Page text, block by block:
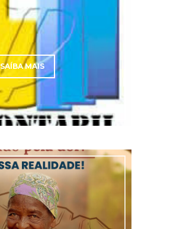
SAÍBA MAIS